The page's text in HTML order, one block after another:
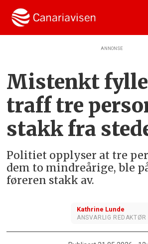
ANNONSE
Mistenkt
traff tre
stakk fra
Politiet opplyser at tre
dem to mindreårige, ble
føreren stakk av.
Kathrine Lunde
ANSVARLIG REDAKTØR